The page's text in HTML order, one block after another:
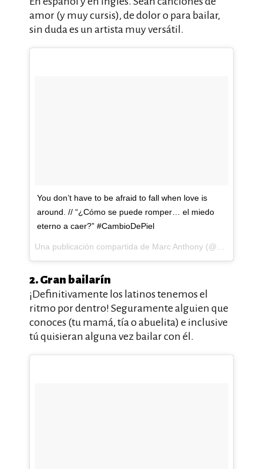
amor (y muy cursis), de dolor o para bailar,
sin duda es un artista muy versátil.
You don’t have to be afraid to fall when love is
around. // “¿Cómo se puede romper… el miedo
eterno a caer?” #CambioDePiel
2. Gran bailarín
¡Definitivamente los latinos tenemos el
ritmo por dentro! Seguramente alguien que
conoces (tu mamá, tía o abuelita) e inclusive
tú quisieran alguna vez bailar con él.